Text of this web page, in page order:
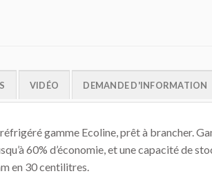
VIDÉO DEMANDE D'INFORMATION
gamme Ecoline, prêt à brancher.
60% d’économie, et une capacité de
en 30 centilitres.